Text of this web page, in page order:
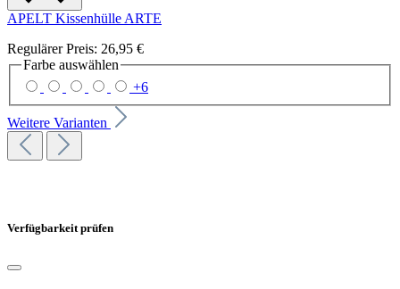
APELT Kissenhülle ARTE
Regulärer Preis: 26,95 €
Farbe auswählen
+6
Weitere Varianten
Verfügbarkeit prüfen